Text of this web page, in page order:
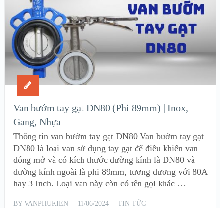
Van bướm tay gạt DN80 (Phi 89mm) | Inox,
Gang, Nhựa
Thông tin van bướm tay gạt DN80 Van bướm tay gạt
DN80 là loại van sử dụng tay gạt để điều khiển van
đóng mở và có kích thước đường kính là DN80 và
đường kính ngoài là phi 89mm, tương đương với 80A
hay 3 Inch. Loại van này còn có tên gọi khác …
BY VANPHUKIEN 11/06/2024
TIN TỨC